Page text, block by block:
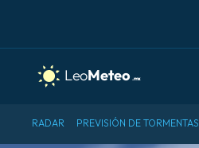
RADAR PREVISIÓN DE TORMENTAS